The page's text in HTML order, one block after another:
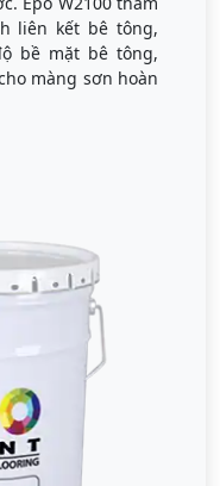
liên kết bê tông,
bề mặt bê tông,
màng sơn hoàn